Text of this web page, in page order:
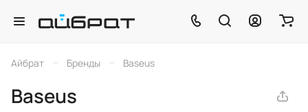
Айбрат – Бренды – Baseus
Baseus